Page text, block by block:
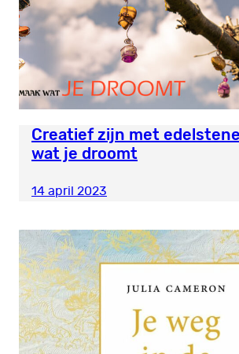
Creatief zijn met
wat je droomt
14 april 2023